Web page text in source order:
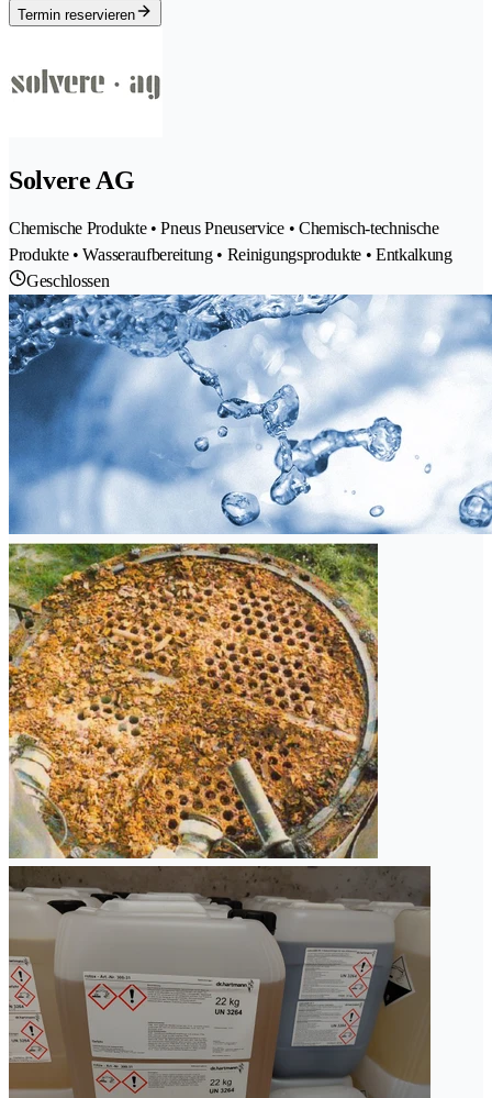
Termin reservieren
Solvere AG
Chemische Produkte • Pneus Pneuservice • Chemisch-technische
Produkte • Wasseraufbereitung • Reinigungsprodukte • Entkalkung
Geschlossen